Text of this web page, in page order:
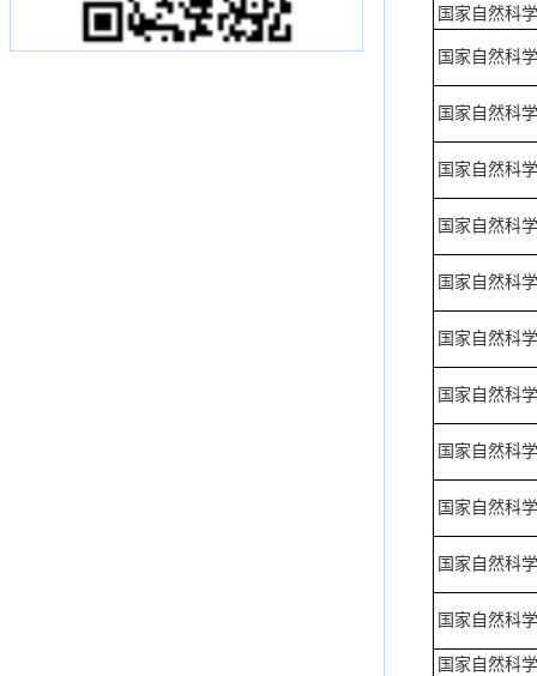
国家自然科
国家自然科
国家自然科
国家自然科
国家自然科
国家自然科
国家自然科
国家自然科
国家自然科
国家自然科
国家自然科
国家自然科
国家自然科